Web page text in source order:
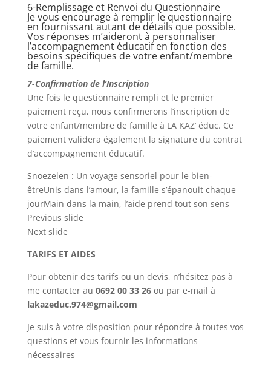
6-Remplissage et Renvoi du Questionnaire
Je vous encourage à remplir le questionnaire
en fournissant autant de détails que possible.
Vos réponses m’aideront à personnaliser
l’accompagnement éducatif en fonction des
besoins spécifiques de votre enfant/membre
de famille.
7-Confirmation de l’Inscription
Une fois le questionnaire rempli et le premier
paiement reçu, nous confirmerons l’inscription de
votre enfant/membre de famille à LA KAZ’ éduc. Ce
paiement validera également la signature du contrat
d’accompagnement éducatif.
Snoezelen : Un voyage sensoriel pour le bien-
êtreUnis dans l’amour, la famille s’épanouit chaque
jourMain dans la main, l’aide prend tout son sens
Previous slide
Next slide
TARIFS ET AIDES
Pour obtenir des tarifs ou un devis, n’hésitez pas à
me contacter au 0692 00 33 26ou par e-mail à
lakazeduc.974@gmail.com
Je suis à votre disposition pour répondre à toutes vos
questions et vous fournir les informations
nécessaires